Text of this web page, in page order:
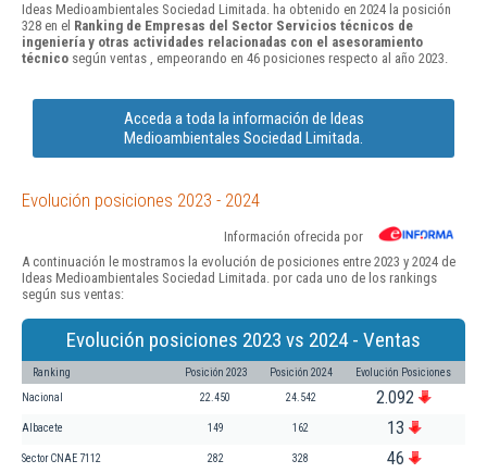
Ideas Medioambientales Sociedad Limitada. ha obtenido en 2024 la posición
328 en el Ranking de Empresas del Sector Servicios técnicos de
ingeniería y otras actividades relacionadas con el asesoramiento
técnico según ventas , empeorando en 46 posiciones respecto al año 2023.
Acceda a toda la información de Ideas
Medioambientales Sociedad Limitada.
Evolución posiciones 2023 - 2024
Información ofrecida por
A continuación le mostramos la evolución de posiciones entre 2023 y 2024 de
Ideas Medioambientales Sociedad Limitada. por cada uno de los rankings
según sus ventas:
Evolución posiciones 2023 vs 2024 - Ventas
Ranking Posición 2023 Posición 2024 Evolución Posiciones
Nacional 22.450 24.542 2.092
Albacete 149 162 13
Sector CNAE 7112 282 328 46